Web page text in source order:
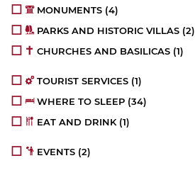
MONUMENTS (4)
PARKS AND HISTORIC VILLAS (2)
CHURCHES AND BASILICAS (1)
TOURIST SERVICES (1)
WHERE TO SLEEP (34)
EAT AND DRINK (1)
EVENTS (2)